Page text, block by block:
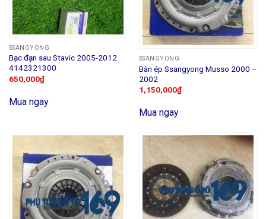
SSANGYONG
Bạc đạn sau Stavic 2005-2012
4142321300
650,000₫
Mua ngay
SSANGYONG
Bàn ép Ssangyong Musso 2000 –
2002
1,150,000₫
Mua ngay